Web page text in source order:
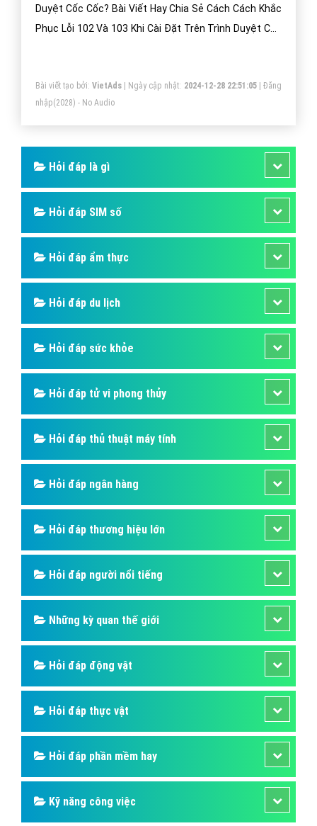
Duyệt Cốc Cốc? Bài Viết Hay Chia Sẻ Cách Cách Khắc
Phục Lỗi 102 Và 103 Khi Cài Đặt Trên Trình Duyệt Cốc
Bài viết tạo bởi: VietAds| Ngày cập nhật: 2024-12-28 22:51:05|Đăng
nhập(2028) - No Audio
Hỏi đáp là gì
Hỏi đáp SIM số
Hỏi đáp ẩm thực
Hỏi đáp du lịch
Hỏi đáp sức khỏe
Hỏi đáp tử vi phong thủy
Hỏi đáp thủ thuật máy tính
Hỏi đáp ngân hàng
Hỏi đáp thương hiệu lớn
Hỏi đáp người nổi tiếng
Những kỳ quan thế giới
Hỏi đáp động vật
Hỏi đáp thực vật
Hỏi đáp phần mềm hay
Kỹ năng công việc